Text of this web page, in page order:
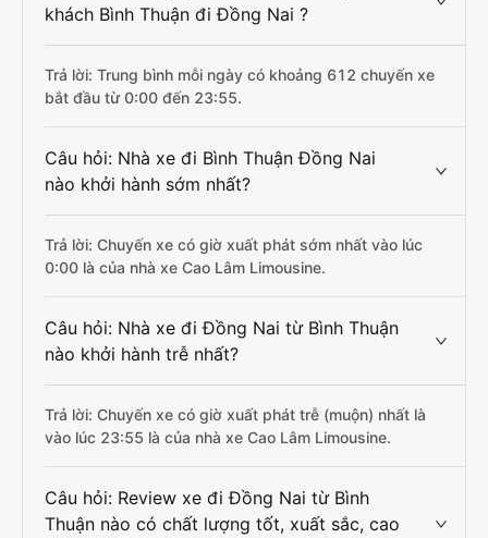
khách Bình Thuận đi Đồng Nai ?
Trả lời: Trung bình mỗi ngày có khoảng 612 chuyến xe
bắt đầu từ 0:00 đến 23:55.
Câu hỏi: Nhà xe đi Bình Thuận Đồng Nai
nào khởi hành sớm nhất?
Trả lời: Chuyến xe có giờ xuất phát sớm nhất vào lúc
0:00 là của nhà xe Cao Lâm Limousine.
Câu hỏi: Nhà xe đi Đồng Nai từ Bình Thuận
nào khởi hành trễ nhất?
Trả lời: Chuyến xe có giờ xuất phát trễ (muộn) nhất là
vào lúc 23:55 là của nhà xe Cao Lâm Limousine.
Câu hỏi: Review xe đi Đồng Nai từ Bình
Thuận nào có chất lượng tốt, xuất sắc, cao